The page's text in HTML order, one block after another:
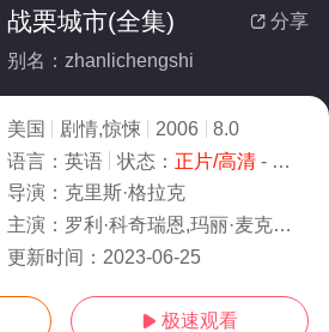
 分享
战栗城市(全集)
别名：zhanlichengshi
美国 剧情,惊悚 2006
8.0
语言： 英语 状态： 正片/高清- 免费在线观看
导演： 克里斯·格拉克
主演： 罗利·科奇瑞恩,玛丽·麦克科马克,索莱达·圣·希莱尔,马科斯·卡锡,Phillip·Gramm,金伯利·斯科特,乔恩·韦尔塔斯,赫克托·路易斯·布斯塔曼
更新时间： 2023-06-25
 极速观看